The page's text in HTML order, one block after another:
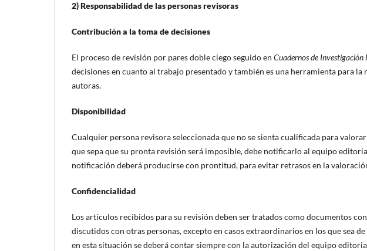
2) Responsabilidad de las personas revisoras
Contribución a la toma de decisiones
El proceso de revisión por pares doble ciego seguido en Cuadernos de Investigación
decisiones en cuanto al trabajo presentado y también es una herramienta para
autoras.
Disponibilidad
Cualquier persona revisora seleccionada que no se sienta cualificada para
que sepa que su pronta revisión será imposible, debe notificarlo al equipo
notificación deberá producirse con prontitud, para evitar retrasos en la
Confidencialidad
Los artículos recibidos para su revisión deben ser tratados como documentos
discutidos con otras personas, excepto en casos extraordinarios en los que sea
en esta situación se deberá contar siempre con la autorización del equipo